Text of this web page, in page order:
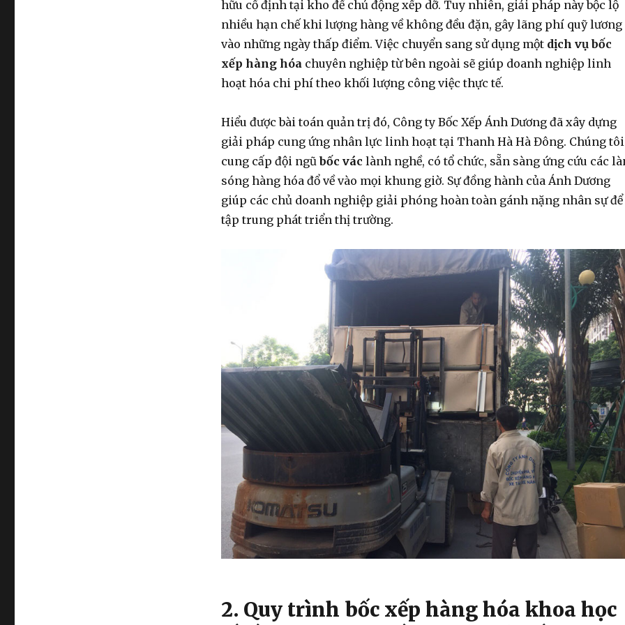
hữu cố định tại kho để chủ động xếp dỡ. Tuy nhiên, giải pháp này bộc lộ
nhiều hạn chế khi lượng hàng về không đều đặn, gây lãng phí quỹ lương
vào những ngày thấp điểm. Việc chuyển sang sử dụng một dịch vụ bốc
xếp hàng hóa chuyên nghiệp từ bên ngoài sẽ giúp doanh nghiệp linh
hoạt hóa chi phí theo khối lượng công việc thực tế.
Hiểu được bài toán quản trị đó, Công ty Bốc Xếp Ánh Dương đã xây dựng
giải pháp cung ứng nhân lực linh hoạt tại Thanh Hà Hà Đông. Chúng tôi
cung cấp đội ngũbốc vác lành nghề, có tổ chức, sẵn sàng ứng cứu các
sóng hàng hóa đổ về vào mọi khung giờ. Sự đồng hành của Ánh Dương
giúp các chủ doanh nghiệp giải phóng hoàn toàn gánh nặng nhân sự để
tập trung phát triển thị trường.
2. Quy trình bốc xếp hàng hóa khoa học